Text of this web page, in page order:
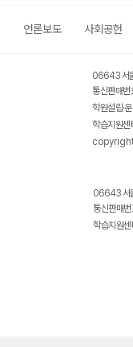
언론보도 사회공헌
06643 서
통신판매
학원설립·
학습지원
06643 서
통신판매
학습지원